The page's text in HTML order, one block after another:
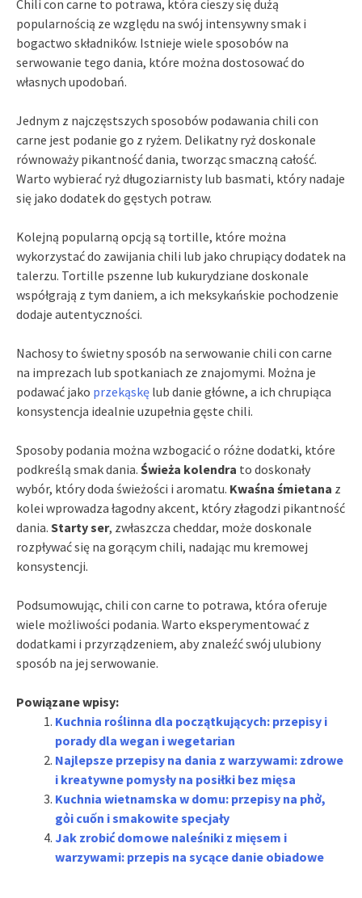
Chili con carne to potrawa, która cieszy się dużą
popularnością ze względu na swój intensywny smak i
bogactwo składników. Istnieje wiele sposobów na
serwowanie tego dania, które można dostosować do
własnych upodobań.
Jednym z najczęstszych sposobów podawania chili con
carne jest podanie go z ryżem. Delikatny ryż doskonale
równoważy pikantność dania, tworząc smaczną całość.
Warto wybierać ryż długoziarnisty lub basmati, który nadaje
się jako dodatek do gęstych potraw.
Kolejną popularną opcją są tortille, które można
wykorzystać do zawijania chili lub jako chrupiący dodatek na
talerzu. Tortille pszenne lub kukurydziane doskonale
współgrają z tym daniem, a ich meksykańskie pochodzenie
dodaje autentyczności.
Nachosy to świetny sposób na serwowanie chili con carne
na imprezach lub spotkaniach ze znajomymi. Można je
podawać jako przekąskę lub danie główne, a ich chrupiąca
konsystencja idealnie uzupełnia gęste chili.
Sposoby podania można wzbogacić o różne dodatki, które
podkreślą smak dania. Świeża kolendra to doskonały
wybór, który doda świeżości i aromatu. Kwaśna śmietana z
kolei wprowadza łagodny akcent, który złagodzi pikantność
dania. Starty ser, zwłaszcza cheddar, może doskonale
rozpływać się na gorącym chili, nadając mu kremowej
konsystencji.
Podsumowując, chili con carne to potrawa, która oferuje
wiele możliwości podania. Warto eksperymentować z
dodatkami i przyrządzeniem, aby znaleźć swój ulubiony
sposób na jej serwowanie.
Powiązane wpisy:
Kuchnia roślinna dla początkujących: przepisy i
porady dla wegan i wegetarian
Najlepsze przepisy na dania z warzywami: zdrowe
i kreatywne pomysły na posiłki bez mięsa
Kuchnia wietnamska w domu: przepisy na phở,
gỏi cuốn i smakowite specjały
Jak zrobić domowe naleśniki z mięsem i
warzywami: przepis na sycące danie obiadowe